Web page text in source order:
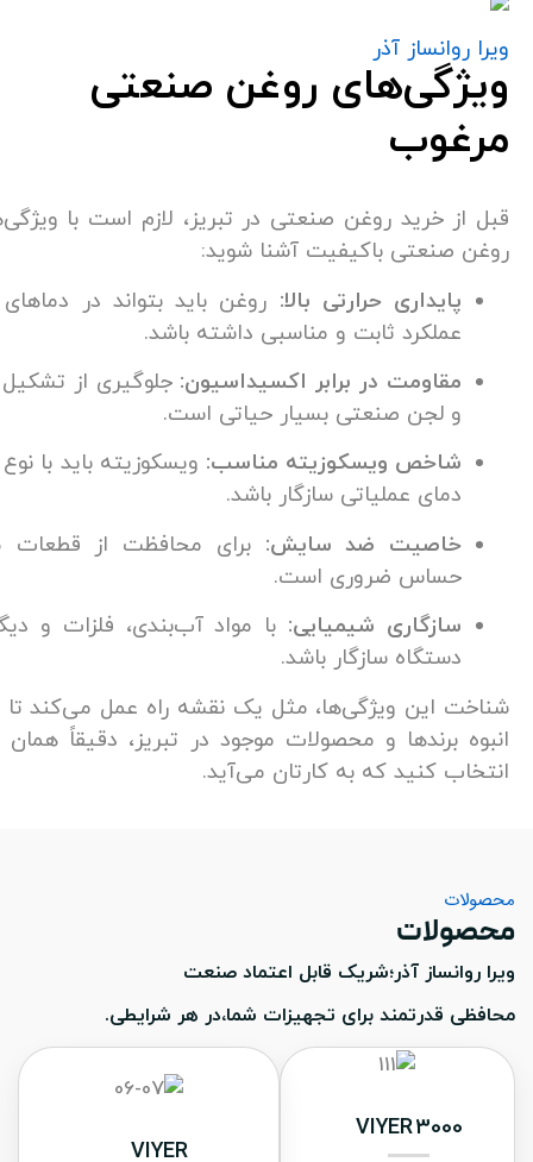
آذر
روغن صنعتی
خرید روغن صنعتی در تبریز، لازم است با ویژگی‌های یک
باکیفیت آشنا شوید:
پایداری حرارتی بالا:روغن باید بتواند در دماهای مختلف
عملکرد ثابت و مناسبی داشته باشد.
مقاومت در برابر اکسیداسیون:جلوگیری از تشکیل رسوبات
و لجن صنعتی بسیار حیاتی است.
شاخص ویسکوزیته مناسب:ویسکوزیته باید با نوع کاربرد و
دمای عملیاتی سازگار باشد.
خاصیت ضد سایش: برای محافظت از قطعات مکانیکی
حساس ضروری است.
سازگاری شیمیایی:با مواد آب‌بندی، فلزات و دیگر اجزای
دستگاه سازگار باشد.
این ویژگی‌ها، مثل یک نقشه راه عمل می‌کند تا در میان
برندها و محصولات موجود در تبریز، دقیقاً همان چیزی را
کنید که به کارتان می‌آید.
آذر؛شریک قابل اعتماد صنعت
قدرتمند برای تجهیزات شما،در هر شرایطی.
VIYER 3000